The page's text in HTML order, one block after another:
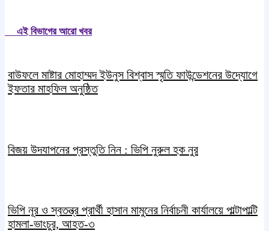
এই বিভাগের আরো খবর
বাউফলে মাষ্টার মোহাম্মদ ইউনুস বিশ্বাস স্মৃতি ফাউন্ডেশনের উদ্যােগে
ইফতার মাহফিল অনুষ্ঠিত
বিজয় উদযাপনের প্রস্তুতি নিন : ভিপি নুরুল হক নুর
ভিপি নূর ও স্বতন্ত্র প্রার্থী হাসান মামুনের নির্বাচনী কার্যালয়ে পাল্টাপাল্টি
হামলা-ভাংচুর, আহত-৩